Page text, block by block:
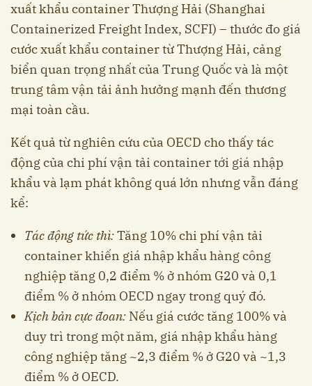
xuất khẩu container Thượng Hải (Shanghai
Containerized Freight Index, SCFI) – thước đo giá
cước xuất khẩu container từ Thượng Hải, cảng
biển quan trọng nhất của Trung Quốc và là một
trung tâm vận tải ảnh hưởng mạnh đến thương
mại toàn cầu.
Kết quả từ nghiên cứu của OECD cho thấy tác
động của chi phí vận tải container tới giá nhập
khẩu và lạm phát không quá lớn nhưng vẫn đáng
kể:
Tác động tức thì:Tăng 10% chi phí vận tải
container khiến giá nhập khẩu hàng công
nghiệp tăng 0,2 điểm % ở nhóm G20 và 0,1
điểm % ở nhóm OECD ngay trong quý đó.
Kịch bản cực đoan: Nếu giá cước tăng 100% và
duy trì trong một năm, giá nhập khẩu hàng
công nghiệp tăng ~2,3 điểm % ở G20 và ~1,3
điểm % ở OECD.